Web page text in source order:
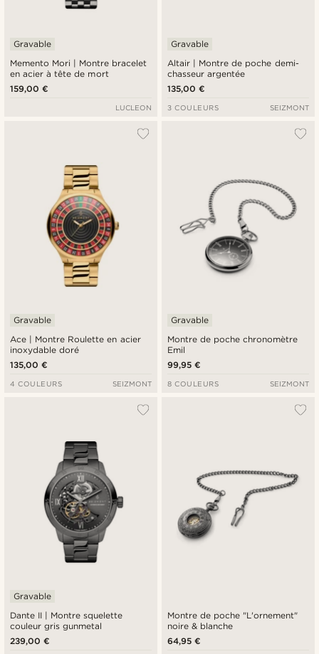
Memento Mori | Montre bracelet
en acier à tête de mort
Gravable
159,00 €
LUCLEON
Altair | Montre de poche demi-
chasseur argentée
Gravable
135,00 €
3 COULEURS SEIZMONT
Ace | Montre Roulette en acier
inoxydable doré
Gravable
135,00 €
4 COULEURS SEIZMONT
Montre de poche chronomètre
Emil
Gravable
99,95 €
8 COULEURS SEIZMONT
Dante II | Montre squelette
couleur gris gunmetal
Gravable
239,00 €
Montre de poche "L'ornement"
noire & blanche
64,95 €